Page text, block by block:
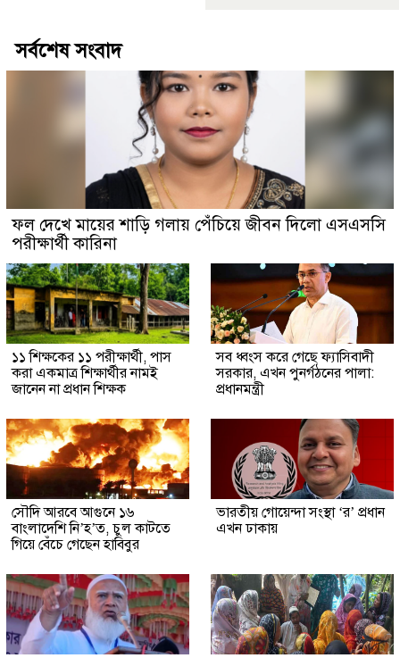
সর্বশেষ সংবাদ
ফল দেখে মায়ের শাড়ি গলায় পেঁচিয়ে জীবন দিলো এসএসসি
পরীক্ষার্থী কারিনা
১১ শিক্ষকের ১১ পরীক্ষার্থী, পাস
করা একমাত্র শিক্ষার্থীর নামই
জানেন না প্রধান শিক্ষক
সব ধ্বংস করে গেছে ফ্যাসিবাদী
সরকার, এখন পুনর্গঠনের পালা:
প্রধানমন্ত্রী
সৌদি আরবে আগুনে ১৬
বাংলাদেশি নি’হ’ত, চুল কাটতে
গিয়ে বেঁচে গেছেন হাবিবুর
ভারতীয় গোয়েন্দা সংস্থা ‘র’ প্রধান
এখন ঢাকায়